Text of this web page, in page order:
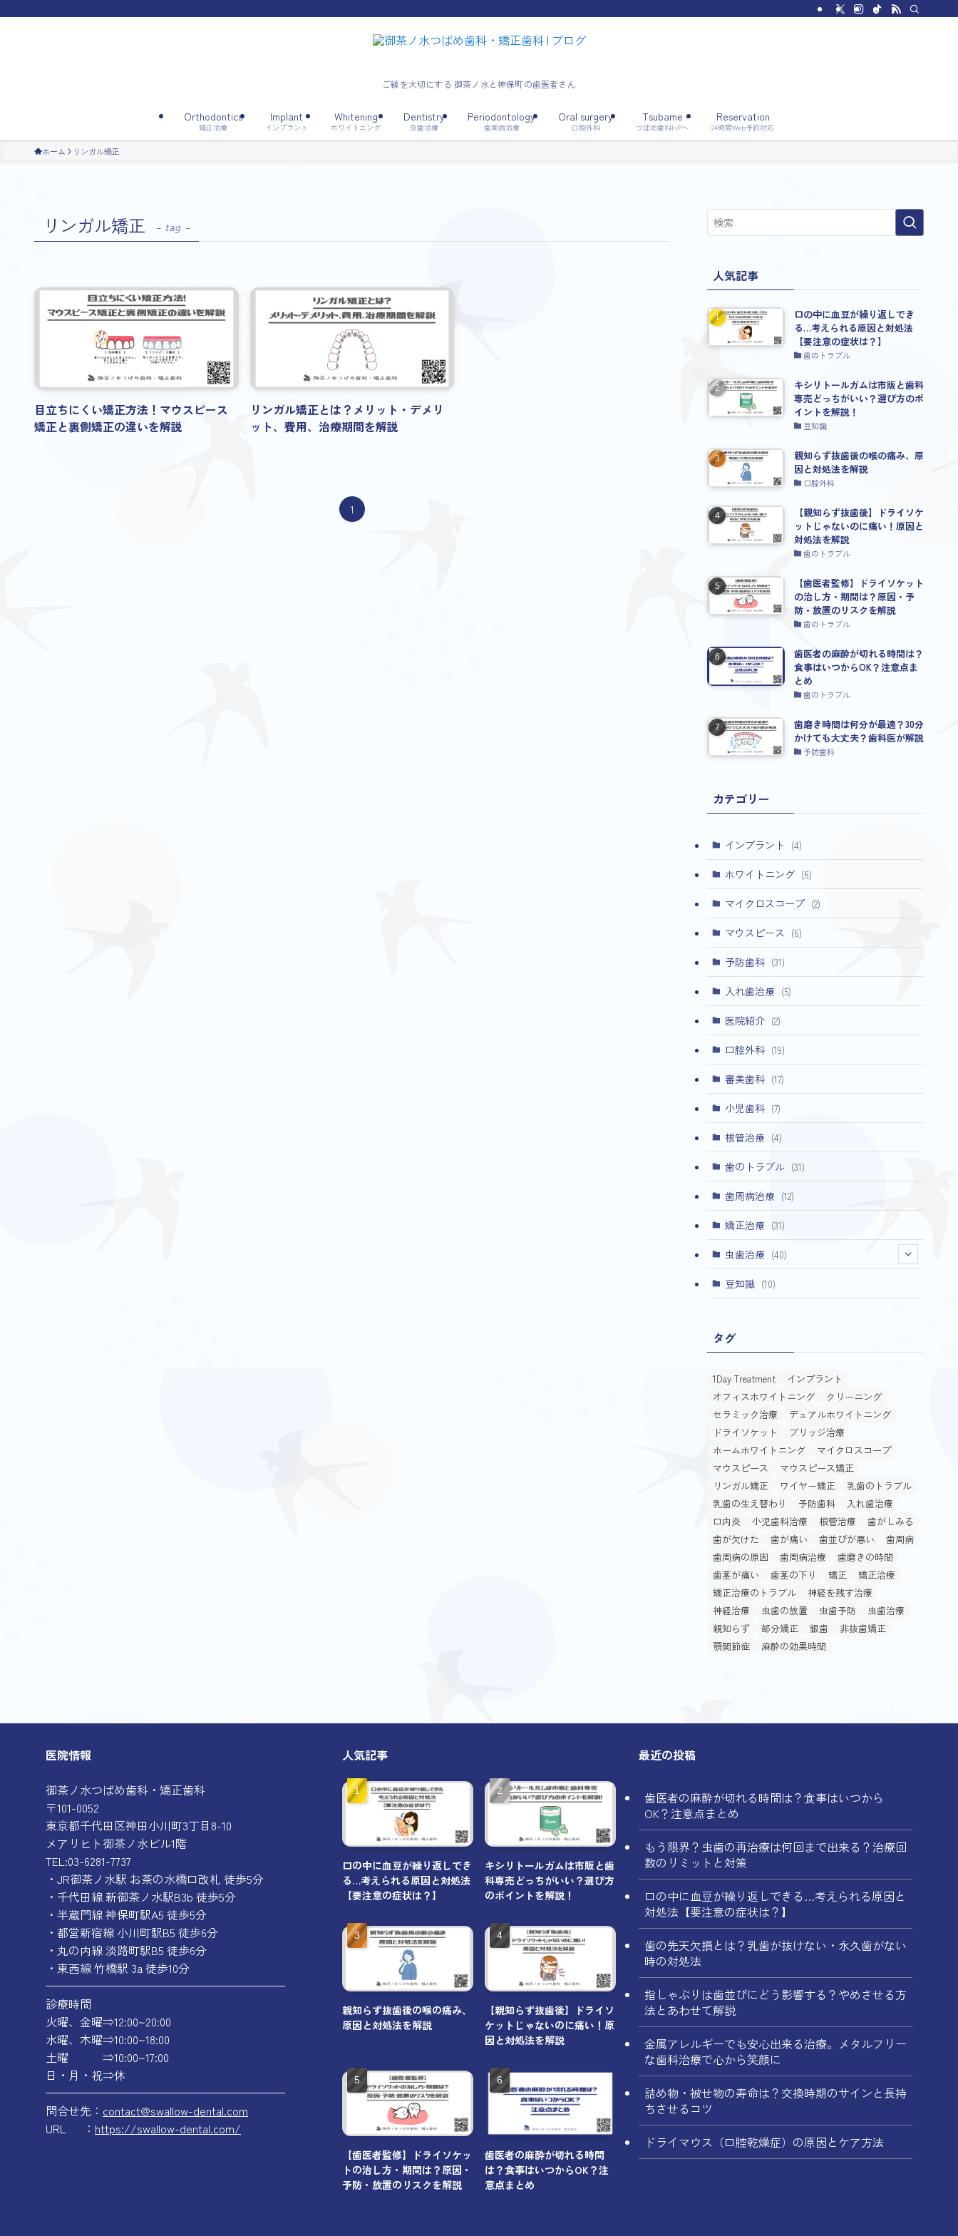
ご縁を大切にする 御茶ノ水と神保町の歯医者さん
Orthodontics
矯正治療
Implant
インプラント
Whitening
ホワイトニング
Dentistry
虫歯治療
Periodontology
歯周病治療
Oral surgery
口腔外科
Tsubame
つばめ歯科HPへ
Reservation
24時間Web予約対応
ホーム リンガル矯正
リンガル矯正 – tag –
目立ちにくい矯正方法！マウスピース
矯正と裏側矯正の違いを解説
リンガル矯正とは？メリット・デメリ
ット、費用、治療期間を解説
1
人気記事
口の中に血豆が繰り返しでき
る…考えられる原因と対処法
【要注意の症状は？】
歯のトラブル
キシリトールガムは市販と歯科
専売どっちがいい？選び方のポ
イントを解説！
豆知識
親知らず抜歯後の喉の痛み、原
因と対処法を解説
口腔外科
【親知らず抜歯後】ドライソケ
ットじゃないのに痛い！原因と
対処法を解説
歯のトラブル
【歯医者監修】ドライソケット
の治し方・期間は？原因・予
防・放置のリスクを解説
歯のトラブル
歯医者の麻酔が切れる時間は？
食事はいつからOK？注意点ま
とめ
歯のトラブル
歯磨き時間は何分が最適？30分
かけても大丈夫？歯科医が解説
予防歯科
カテゴリー
インプラント (4)
ホワイトニング (6)
マイクロスコープ (2)
マウスピース (6)
予防歯科 (31)
入れ歯治療 (5)
医院紹介 (2)
口腔外科 (19)
審美歯科 (17)
小児歯科 (7)
根管治療 (4)
歯のトラブル (31)
歯周病治療 (12)
矯正治療 (31)
虫歯治療 (40)
豆知識 (10)
タグ
1Day Treatment
インプラント
オフィスホワイトニング
クリーニング
セラミック治療
デュアルホワイトニング
ドライソケット
ブリッジ治療
ホームホワイトニング
マイクロスコープ
マウスピース
マウスピース矯正
リンガル矯正
ワイヤー矯正
乳歯のトラブル
乳歯の生え替わり
予防歯科
入れ歯治療
口内炎
小児歯科治療 根管治療
歯がしみる
歯が欠けた
歯が痛い 歯並びが悪い
歯周病
歯周病の原因
歯周病治療
歯磨きの時間
歯茎が痛い
歯茎の下り 矯正
矯正治療
矯正治療のトラブル
神経を残す治療
神経治療
虫歯の放置 虫歯予防
虫歯治療
親知らず
部分矯正 銀歯
非抜歯矯正
顎関節症
麻酔の効果時間
医院情報
御茶ノ水つばめ歯科・矯正歯科
〒101-0052
東京都千代田区神田小川町3丁目8-10
メアリヒト御茶ノ水ビル1階
TEL:03-6281-7737
・JR御茶ノ水駅 お茶の水橋口改札 徒歩5分
・千代田線 新御茶ノ水駅B3b 徒歩5分
・半蔵門線 神保町駅A5 徒歩5分
・都営新宿線 小川町駅B5 徒歩6分
・丸の内線 淡路町駅B5 徒歩6分
・東西線 竹橋駅 3a 徒歩10分
—————————————————————
診療時間
火曜、金曜⇒12:00~20:00
水曜、木曜⇒10:00~18:00
土曜 ⇒10:00~17:00
日・月・祝⇒休
—————————————————————
問合せ先： contact@swallow-dental.com
URL ： https://swallow-dental.com/
人気記事
口の中に血豆が繰り返しでき
る…考えられる原因と対処法
【要注意の症状は？】
キシリトールガムは市販と歯
科専売どっちがいい？選び方
のポイントを解説！
親知らず抜歯後の喉の痛み、
原因と対処法を解説
【親知らず抜歯後】ドライソ
ケットじゃないのに痛い！原
因と対処法を解説
【歯医者監修】ドライソケッ
トの治し方・期間は？原因・
予防・放置のリスクを解説
歯医者の麻酔が切れる時間
は？食事はいつからOK？注
意点まとめ
最近の投稿
歯医者の麻酔が切れる時間は？食事はいつから
OK？注意点まとめ
もう限界？虫歯の再治療は何回まで出来る？治療回
数のリミットと対策
口の中に血豆が繰り返しできる…考えられる原因と
対処法【要注意の症状は？】
歯の先天欠損とは？乳歯が抜けない・永久歯がない
時の対処法
指しゃぶりは歯並びにどう影響する？やめさせる方
法とあわせて解説
金属アレルギーでも安心出来る治療。メタルフリー
な歯科治療で心から笑顔に
詰め物・被せ物の寿命は？交換時期のサインと長持
ちさせるコツ
ドライマウス（口腔乾燥症）の原因とケア方法